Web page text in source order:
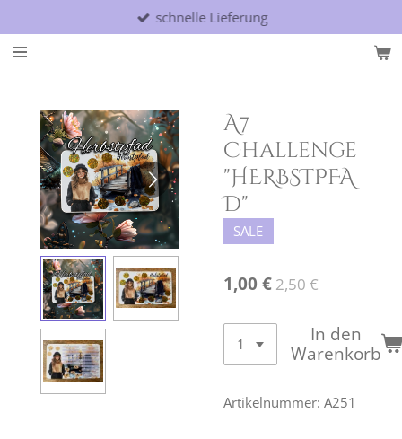
Hauptinhalt
springen
schnelle Lieferung
A7
Challenge
"HERBSTPFA
D"
SALE
1,00 €2,50 €
In den
Warenkorb
Artikelnummer: A251